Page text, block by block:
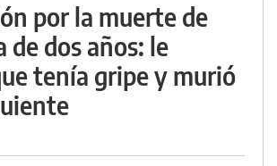
por la muerte de
de dos años: le
tenía gripe y murió